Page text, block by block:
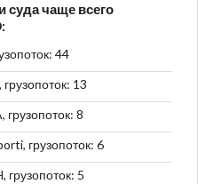
чаще всего
44
13
грузопоток: 8
грузопоток: 6
грузопоток: 5